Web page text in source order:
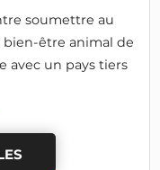
soumettre au
être animal de
avec un pays tiers